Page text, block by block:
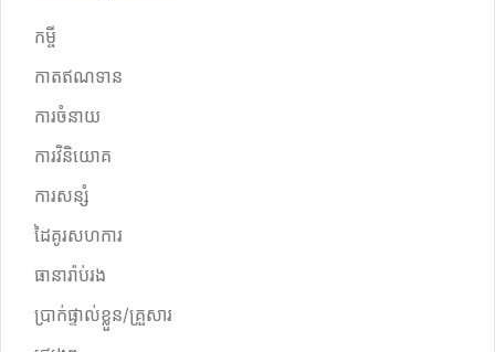
កម្ចី
កាតឥណទាន
ការចំនាយ
ការវិនិយោគ
ការសន្សំ
ដៃគូរសហការ
ធានារ៉ាប់រង
ប្រាក់ផ្ទាល់ខ្លួន/គ្រួសារ